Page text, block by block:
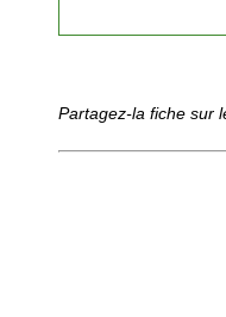
Partagez-la fiche sur